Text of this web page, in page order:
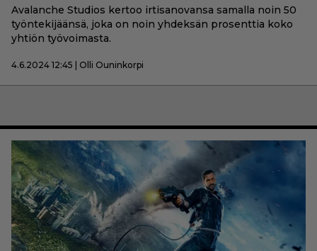
Avalanche Studios kertoo irtisanovansa samalla noin 50
työntekijäänsä, joka on noin yhdeksän prosenttia koko
yhtiön työvoimasta.
4.6.2024 12:45 | Olli Ouninkorpi